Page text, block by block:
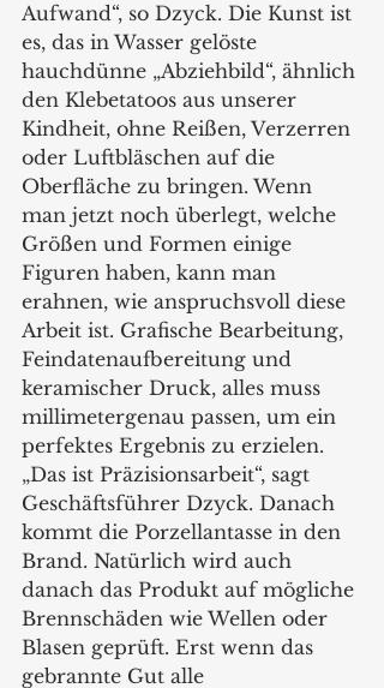
Aufwand“, so Dzyck. Die Kunst ist
es, das in Wasser gelöste
hauchdünne „Abziehbild“, ähnlich
den Klebetatoos aus unserer
Kindheit, ohne Reißen, Verzerren
oder Luftbläschen auf die
Oberfläche zu bringen. Wenn
man jetzt noch überlegt, welche
Größen und Formen einige
Figuren haben, kann man
erahnen, wie anspruchsvoll diese
Arbeit ist. Grafische Bearbeitung,
Feindatenaufbereitung und
keramischer Druck, alles muss
millimetergenau passen, um ein
perfektes Ergebnis zu erzielen.
„Das ist Präzisionsarbeit“, sagt
Geschäftsführer Dzyck. Danach
kommt die Porzellantasse in den
Brand. Natürlich wird auch
danach das Produkt auf mögliche
Brennschäden wie Wellen oder
Blasen geprüft. Erst wenn das
gebrannte Gut alle